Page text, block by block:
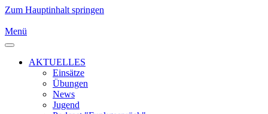
Zum Hauptinhalt springen
Menü
AKTUELLES
Einsätze
Übungen
News
Jugend